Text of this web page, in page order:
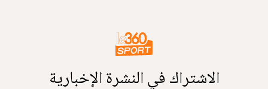
الاشتراك في النشرة الإخبارية